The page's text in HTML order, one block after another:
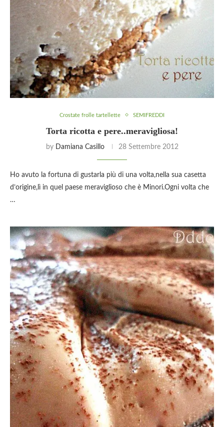
Crostate frolle tartellette SEMIFREDDI
Torta ricotta e pere..meravigliosa!
by Damiana Casillo 28 Settembre 2012
Ho avuto la fortuna di gustarla più di una volta,nella sua casetta
d’origine,lì in quel paese meraviglioso che è Minori.Ogni volta che
…